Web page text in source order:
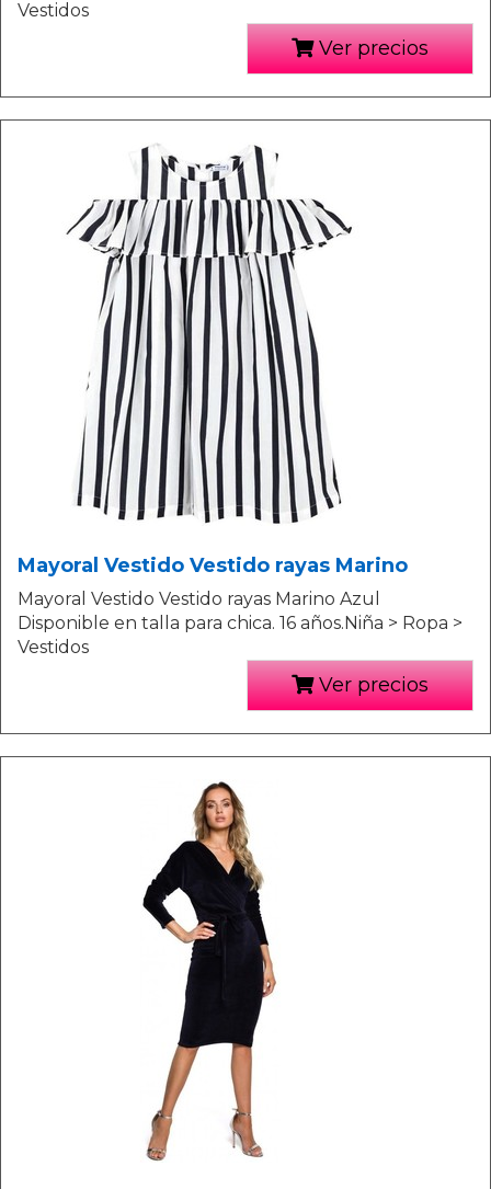
Vestidos
Ver precios
Mayoral Vestido Vestido rayas Marino
Mayoral Vestido Vestido rayas Marino Azul
Disponible en talla para chica. 16 años.Niña > Ropa >
Vestidos
Ver precios